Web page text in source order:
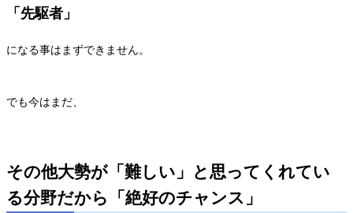
「先駆者」
になる事はまずできません。
でも今はまだ、
その他大勢が「難しい」と思ってくれてい
る分野だから「絶好のチャンス」